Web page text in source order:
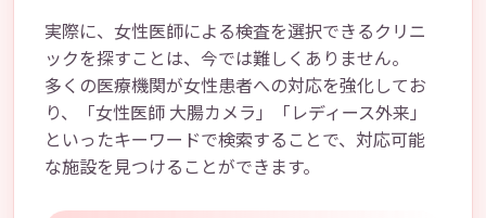
実際に、女性医師による検査を選択できるクリニ
ックを探すことは、今では難しくありません。
多くの医療機関が女性患者への対応を強化してお
り、「女性医師 大腸カメラ」「レディース外来」
といったキーワードで検索することで、対応可能
な施設を見つけることができます。